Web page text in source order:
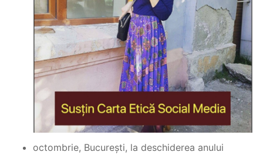
octombrie, București, la deschiderea anului